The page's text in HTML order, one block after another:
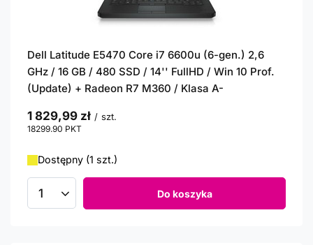
Dell Latitude E5470 Core i7 6600u (6-gen.) 2,6
GHz / 16 GB / 480 SSD / 14'' FullHD / Win 10 Prof.
(Update) + Radeon R7 M360 / Klasa A-
1 829,99 zł / szt.
18299.90 PKT
Dostępny (1 szt.)
Ilość produktów Do koszyka